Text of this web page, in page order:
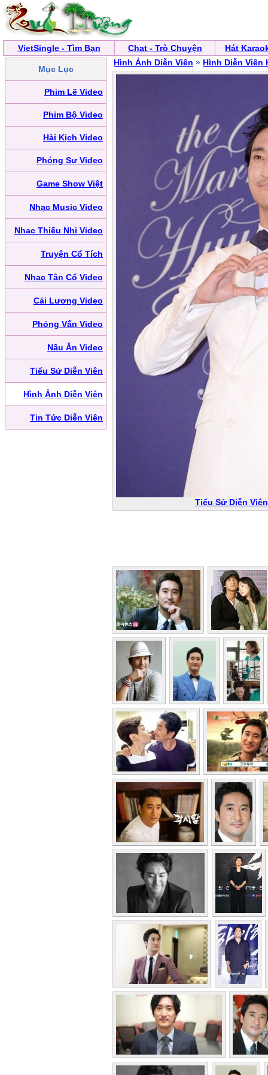
VietSingle - Tìm Bạn Chat - Trò Chuyện Hát
Mục Lục
Phim Lẽ Video
Phim Bộ Video
Hài Kịch Video
Phóng Sự Video
Game Show Việt
Nhạc Music Video
Nhạc Thiếu Nhi Video
Truyện Cổ Tích
Nhạc Tân Cổ Video
Cải Lương Video
Phỏng Vấn Video
Nấu Ăn Video
Tiểu Sử Diễn Viên
Hình Ảnh Diễn Viên
Tin Tức Diễn Viên
Hình Ảnh Diễn Viên » Hình Diễn Viên
Tiểu Sử Diễn